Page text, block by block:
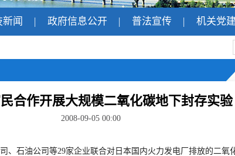
闻 | 政府信息公开 | 普法宣传 | 机关党建
合作开展大规模二氧化碳地下封存实验
2008-09-05 00:00
石油公司等29家企业联合对日本国内火力发电厂排放的二氧